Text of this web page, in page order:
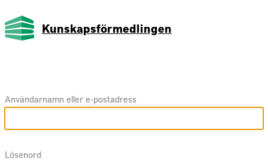
Kunskapsförmedlingen
Användarnamn eller e-postadress
Lösenord